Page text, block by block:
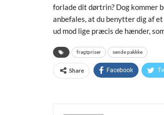
forlade dit dørtrin? Dog kommer
anbefales, at du benytter dig af
ud mod lige præcis de hænder,
fragtpriser sende pakkke
Share Facebook